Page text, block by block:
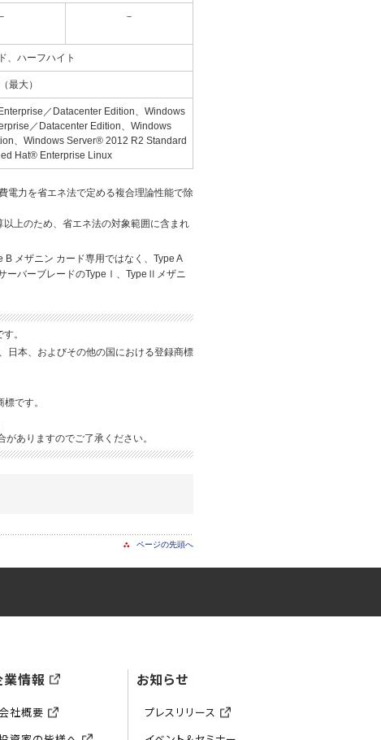
－ －
、ハーフハイト
最大）
／Datacenter Edition、Windows
／Datacenter Edition、Windows
、Windows Server® 2012 R2 Standard
Hat® Enterprise Linux
電力を省エネ法で定める複合理論性能で除
上のため、省エネ法の対象範囲に含まれ
メザニン カード専用ではなく、Type A
ーバーブレードのTypeⅠ、TypeⅡメザニ
。
日本、およびその他の国における登録商標
です。
ありますのでご了承ください。
ページの先頭へ
業情報
社概要
お知らせ
プレスリリース